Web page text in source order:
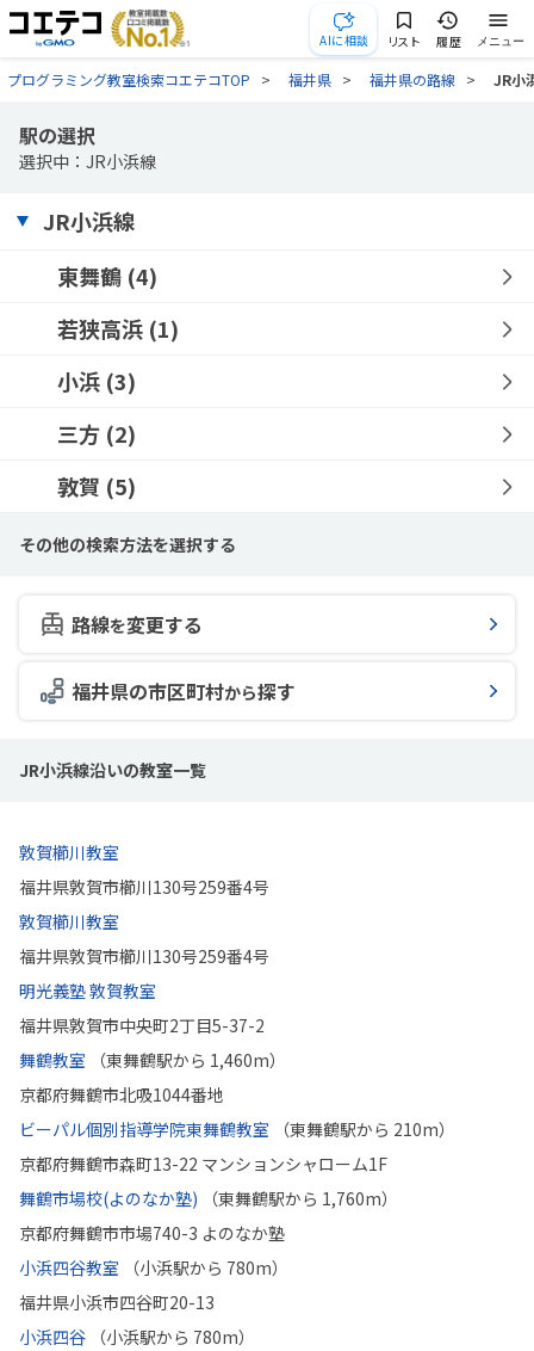
AIに相談 リスト 履歴 メニュー
プログラミング教室検索コエテコTOP 福井県 福井県の路線 JR小
駅の選択
選択中：JR小浜線
JR小浜線
東舞鶴 (4)
若狭高浜 (1)
小浜 (3)
三方 (2)
敦賀 (5)
その他の検索方法を選択する
路線を変更する
福井県の市区町村から探す
JR小浜線沿いの教室一覧
敦賀櫛川教室
福井県敦賀市櫛川130号259番4号
敦賀櫛川教室
福井県敦賀市櫛川130号259番4号
明光義塾 敦賀教室
福井県敦賀市中央町2丁目5-37-2
舞鶴教室
（東舞鶴駅から 1,460m）
京都府舞鶴市北吸1044番地
ビーパル個別指導学院東舞鶴教室
（東舞鶴駅から 210m）
京都府舞鶴市森町13-22 マンションシャローム1F
舞鶴市場校(よのなか塾)
（東舞鶴駅から 1,760m）
京都府舞鶴市市場740-3 よのなか塾
小浜四谷教室
（小浜駅から 780m）
福井県小浜市四谷町20-13
小浜四谷
（小浜駅から 780m）